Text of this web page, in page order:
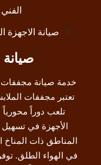
صيانة الاجهزة
خدمة صيانة مجففات
تعتبر مجففات
تلعب دوراً
الأجهزة في
المناطق ذات
في الهواء الطلق.